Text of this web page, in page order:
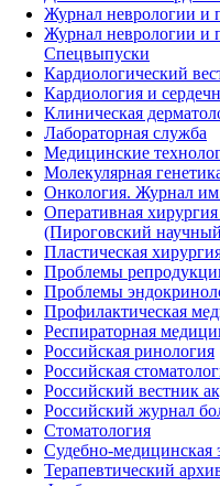
Журнал неврологии и
Журнал неврологии и
Спецвыпуски
Кардиологический
Кардиология и
Клиническая
Лабораторная служба
Медицинские
Молекулярная
Онкология. Журнал
Оперативная
(Пироговский
Пластическая
Проблемы
Проблемы
Профилактическая
Респираторная
Российская ринология
Российская
Российский вестник
Российский журнал
Стоматология
Судебно-медицинская
Терапевтический